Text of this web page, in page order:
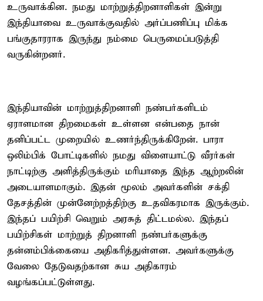
உருவாக்கின. நமது மாற்றுத்திறனாளிகள் இன்று
இந்தியாவை உருவாக்குவதில் அர்ப்பணிப்பு மிக்க
பங்குதாரராக இருந்து நம்மை பெருமைப்படுத்தி
வருகின்றனர்.
இந்தியாவின் மாற்றுத்திறனாளி நண்பர்களிடம்
ஏராளமான திறமைகள் உள்ளன என்பதை நான்
தனிப்பட்ட முறையில் உணர்ந்திருக்கிறேன். பாரா
ஒலிம்பிக் போட்டிகளில் நமது விளையாட்டு வீரர்கள்
நாட்டிற்கு அளித்திருக்கும் மரியாதை இந்த ஆற்றலின்
அடையாளமாகும். இதன் மூலம் அவர்களின் சக்தி
தேசத்தின் முன்னேற்றத்திற்கு உதவிகரமாக இருக்கும்.
இந்தப் பயிற்சி வெறும் அரசுத் திட்டமல்ல. இந்தப்
பயிற்சிகள் மாற்றுத் திறனாளி நண்பர்களுக்கு
தன்னம்பிக்கையை அதிகரித்துள்ளன. அவர்களுக்கு
வேலை தேடுவதற்கான சுய அதிகாரம்
வழங்கப்பட்டுள்ளது.